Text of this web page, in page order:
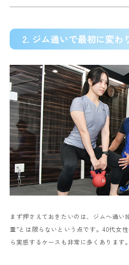
2. ジム通いで最初に変わ
まず押さえておきたいのは、ジムへ通い
重”とは限らないという点です。40代女
ら実感するケースも非常に多くあります。